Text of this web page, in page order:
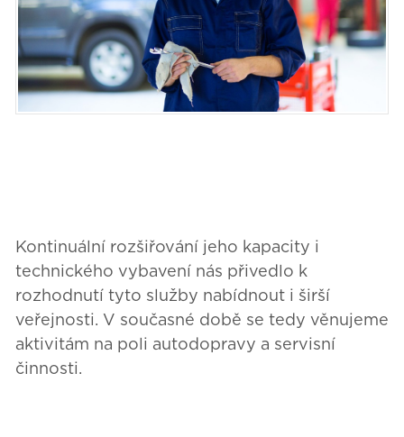
Kontinuální rozšiřování jeho kapacity i
technického vybavení nás přivedlo k
rozhodnutí tyto služby nabídnout i širší
veřejnosti. V současné době se tedy věnujeme
aktivitám na poli autodopravy a servisní
činnosti.